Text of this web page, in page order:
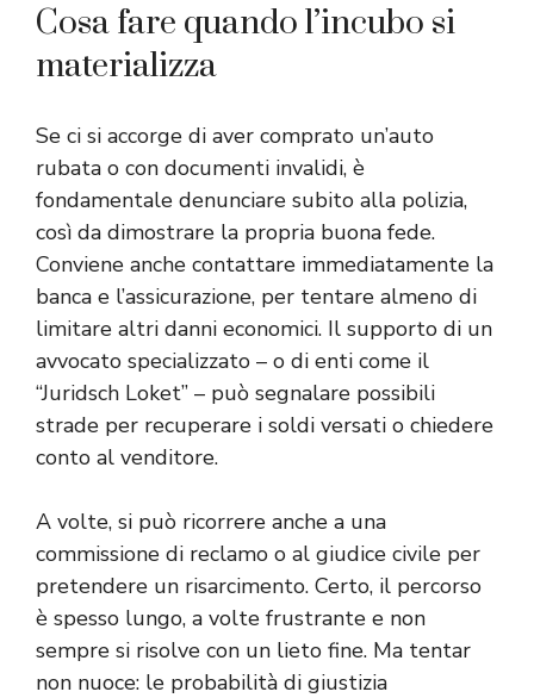
Cosa fare quando l’incubo si
materializza
Se ci si accorge di aver comprato un’auto
rubata o con documenti invalidi, è
fondamentale denunciare subito alla polizia,
così da dimostrare la propria buona fede.
Conviene anche contattare immediatamente la
banca e l’assicurazione, per tentare almeno di
limitare altri danni economici. Il supporto di un
avvocato specializzato – o di enti come il
“Juridsch Loket” – può segnalare possibili
strade per recuperare i soldi versati o chiedere
conto al venditore.
A volte, si può ricorrere anche a una
commissione di reclamo o al giudice civile per
pretendere un risarcimento. Certo, il percorso
è spesso lungo, a volte frustrante e non
sempre si risolve con un lieto fine. Ma tentar
non nuoce: le probabilità di giustizia